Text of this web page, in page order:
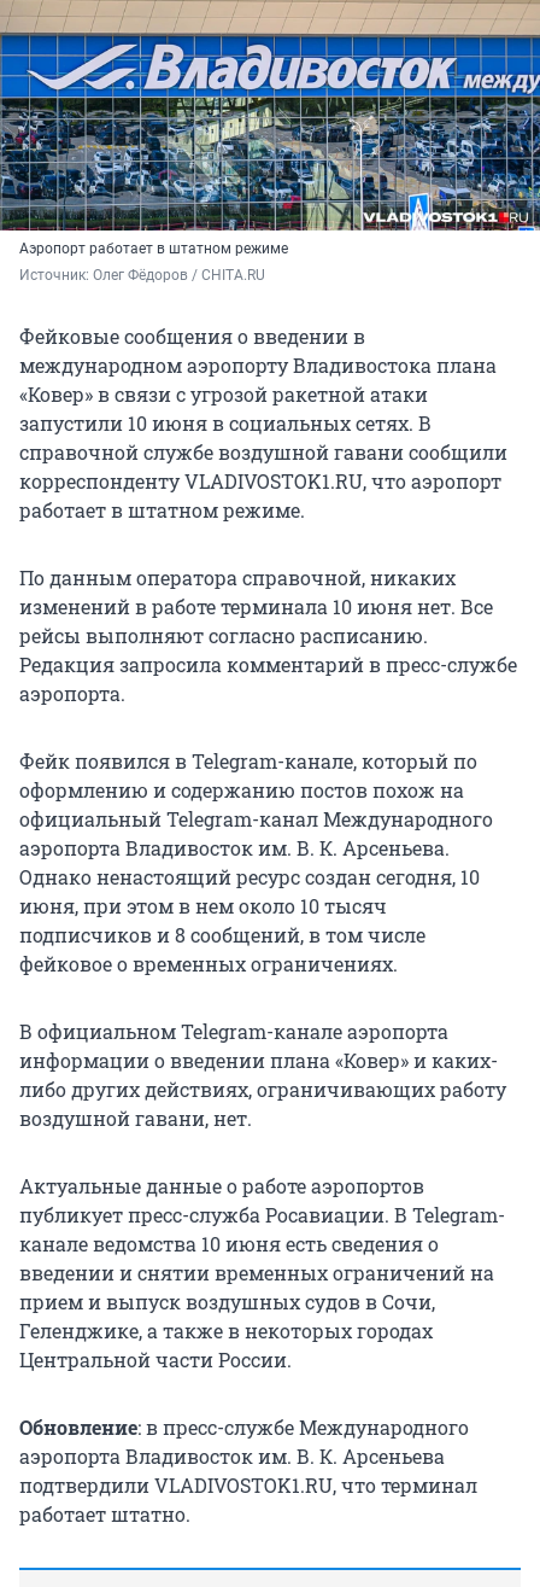
Аэропорт работает в штатном режиме
Источник: Олег Фёдоров / CHITA.RU
Фейковые сообщения о введении в
международном аэропорту Владивостока плана
«Ковер» в связи с угрозой ракетной атаки
запустили 10 июня в социальных сетях. В
справочной службе воздушной гавани сообщили
корреспонденту VLADIVOSTOK1.RU, что аэропорт
работает в штатном режиме.
По данным оператора справочной, никаких
изменений в работе терминала 10 июня нет. Все
рейсы выполняют согласно расписанию.
Редакция запросила комментарий в пресс-службе
аэропорта.
Фейк появился в Telegram-канале, который по
оформлению и содержанию постов похож на
официальный Telegram-канал Международного
аэропорта Владивосток им. В. К. Арсеньева.
Однако ненастоящий ресурс создан сегодня, 10
июня, при этом в нем около 10 тысяч
подписчиков и 8 сообщений, в том числе
фейковое о временных ограничениях.
В официальном Telegram-канале аэропорта
информации о введении плана «Ковер» и каких-
либо других действиях, ограничивающих работу
воздушной гавани, нет.
Актуальные данные о работе аэропортов
публикует пресс-служба Росавиации. В Telegram-
канале ведомства 10 июня есть сведения о
введении и снятии временных ограничений на
прием и выпуск воздушных судов в Сочи,
Геленджике, а также в некоторых городах
Центральной части России.
Обновление: в пресс-службе Международного
аэропорта Владивосток им. В. К. Арсеньева
подтвердили VLADIVOSTOK1.RU, что терминал
работает штатно.